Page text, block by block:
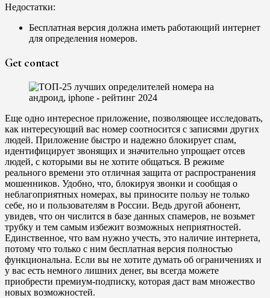
Недостатки:
Бесплатная версия должна иметь работающий интернет
для определения номеров.
Get contact
Еще одно интересное приложение, позволяющее исследовать,
как интересующий вас номер соотносится с записями других
людей. Приложение быстро и надежно блокирует спам,
идентифицирует звонящих и значительно упрощает отсев
людей, с которыми вы не хотите общаться. В режиме
реального времени это отличная защита от распространения
мошенников. Удобно, что, блокируя звонки и сообщая о
неблагоприятных номерах, вы приносите пользу не только
себе, но и пользователям в России. Ведь другой абонент,
увидев, что он числится в базе данных спамеров, не возьмет
трубку и тем самым избежит возможных неприятностей.
Единственное, что вам нужно учесть, это наличие интернета,
потому что только с ним бесплатная версия полностью
функциональна. Если вы не хотите думать об ограничениях и
у вас есть немного лишних денег, вы всегда можете
приобрести премиум-подписку, которая даст вам множество
новых возможностей.